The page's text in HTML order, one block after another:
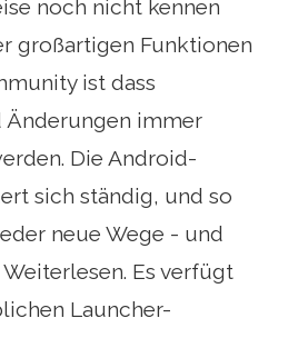
noch nicht kennen
großartigen Funktionen
ist dass
Änderungen immer
Die Android-
sich ständig, und so
neue Wege - und
Es verfügt
Launcher-